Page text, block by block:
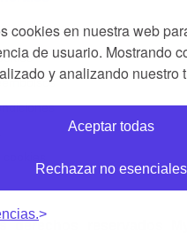
cookies en nuestra web
de usuario. Mostrando
y analizando nuestro
Aceptar todas
Rechazar no esenciales
derechos reservados